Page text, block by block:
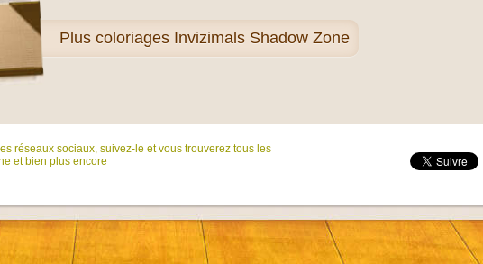
Plus coloriages Invizimals Shadow Zone
réseaux sociaux, suivez-le et vous trouverez tous les
et bien plus encore